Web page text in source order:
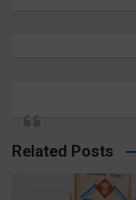
Related Posts